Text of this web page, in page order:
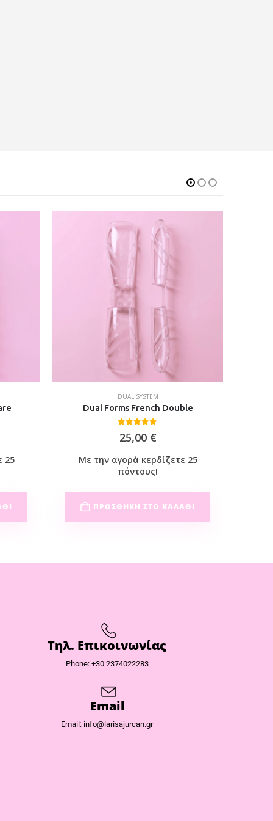
25
DUAL SYSTEM
Dual Forms French Double
25,00 €
Με την αγορά κερδίζετε 25
πόντους!
ΠΡΟΣΘΉΚΗ ΣΤΟ ΚΑΛΆΘΙ
Τηλ. Επικοινωνίας
Phone: +30 2374022283
Email
Email: info@larisajurcan.gr